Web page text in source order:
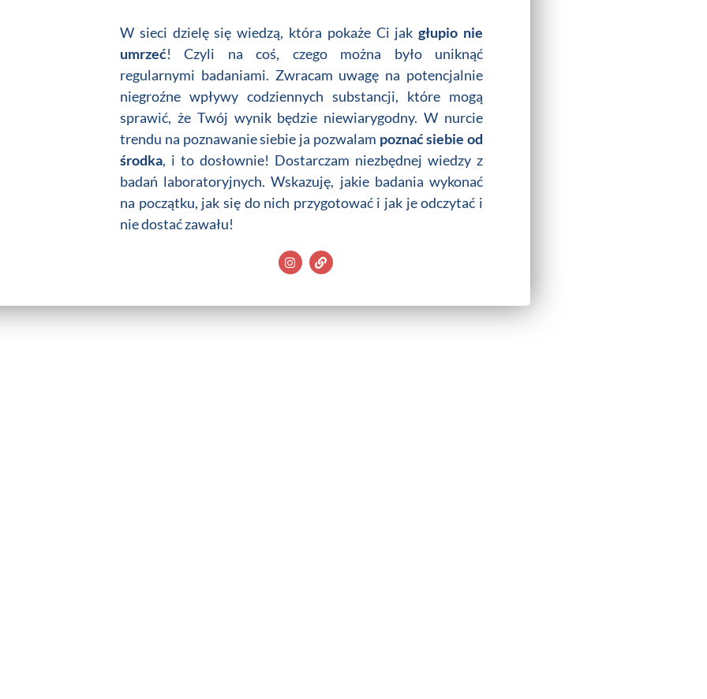
W sieci dzielę się wiedzą, która pokaże Ci jakgłupio nie
umrzeć! Czyli na coś, czego można było uniknąć
regularnymi badaniami. Zwracam uwagę na potencjalnie
niegroźne wpływy codziennych substancji, które mogą
sprawić, że Twój wynik będzie niewiarygodny. W nurcie
trendu na poznawanie siebie ja pozwalam poznać siebie od
środka, i to dosłownie! Dostarczam niezbędnej wiedzy z
badań laboratoryjnych. Wskazuję, jakie badania wykonać
na początku, jak się do nich przygotować i jak je odczytać i
nie dostać zawału!